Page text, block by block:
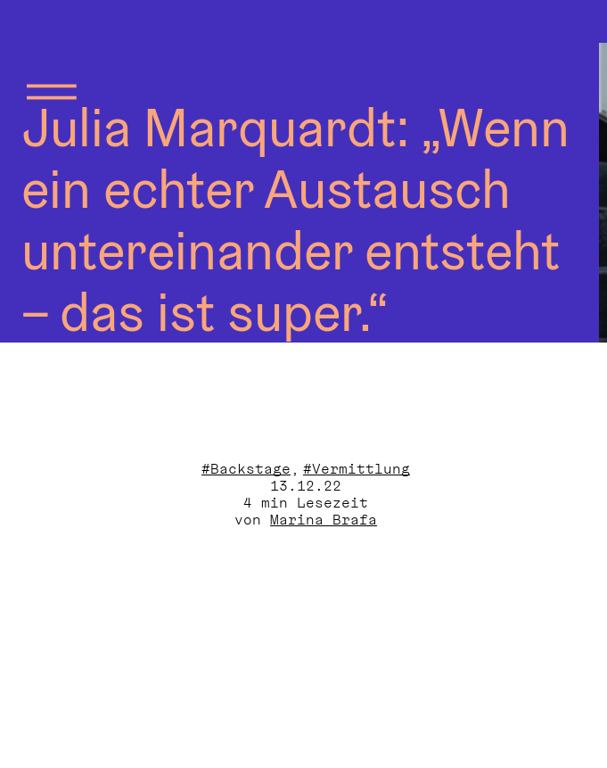
Julia Marquardt: „Wenn
ein echter Austausch
untereinander entsteht
– das ist super.“
#Backstage
#Vermittlung
13.12.22
4 min Lesezeit
von Marina Brafa